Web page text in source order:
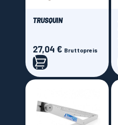
TRUSQUIN
Preis
27,04 € Bruttopreis